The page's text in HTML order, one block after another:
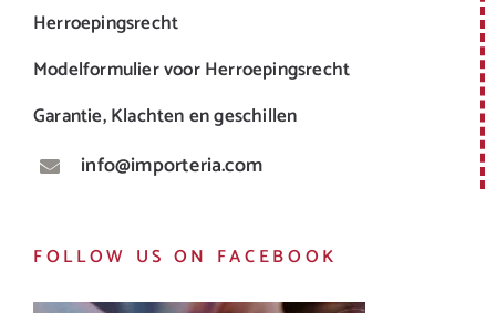
Herroepingsrecht
Modelformulier voor Herroepingsrecht
Garantie, Klachten en geschillen
info@importeria.com
FOLLOW US ON FACEBOOK